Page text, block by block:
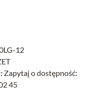
12
Zapytaj o dostępność:
45